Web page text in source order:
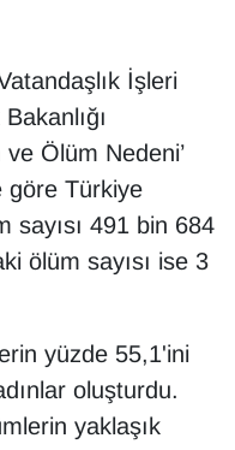
İşleri
ve Ölüm Nedeni’
göre Türkiye
sayısı 491 bin 684
ölüm sayısı ise 3
yüzde 55,1'ini
oluşturdu.
yaklaşık